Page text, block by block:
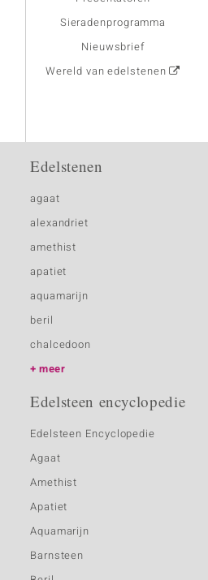
Sieradenprogramma
Nieuwsbrief
Wereld van edelstenen
Edelstenen
agaat
alexandriet
amethist
apatiet
aquamarijn
beril
chalcedoon
meer
Edelsteen encyclopedie
Edelsteen Encyclopedie
Agaat
Amethist
Apatiet
Aquamarijn
Barnsteen